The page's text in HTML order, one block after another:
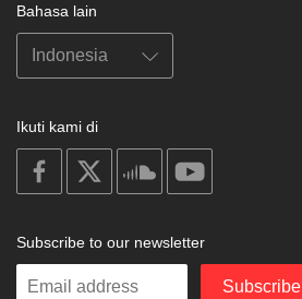
Bahasa lain
Ikuti kami di
on
facebook
soundcloud
Subscribe to our newsletter
Enter
Subscribe